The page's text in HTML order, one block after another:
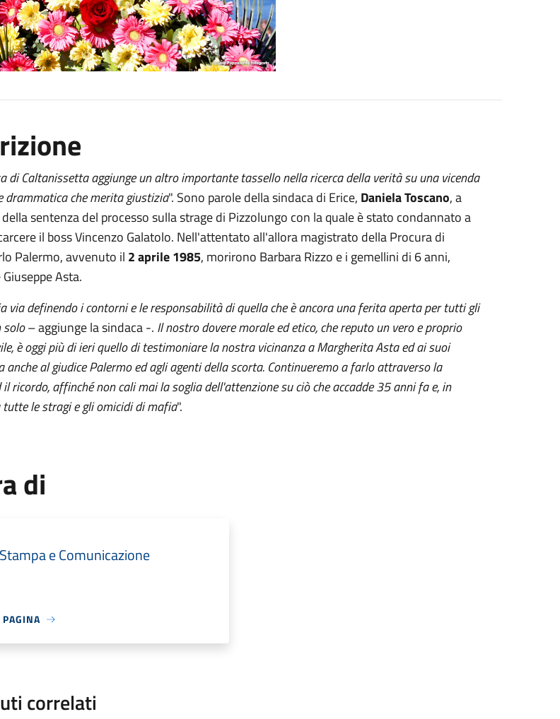
di Caltanissetta aggiunge un altro importante tassello nella ricerca della verità su una vicenda
drammatica che merita giustizia". Sono parole della sindaca di Erice, Daniela Toscano, a
sentenza del processo sulla strage di Pizzolungo con la quale è stato condannato a
il boss Vincenzo Galatolo. Nell'attentato all'allora magistrato della Procura di
Palermo, avvenuto il 2 aprile 1985, morirono Barbara Rizzo e i gemellini di 6 anni,
Asta.
via definendo i contorni e le responsabilità di quella che è ancora una ferita aperta per tutti gli
solo– aggiunge la sindaca -. Il nostro dovere morale ed etico, che reputo un vero e proprio
è oggi più di ieri quello di testimoniare la nostra vicinanza a Margherita Asta ed ai suoi
anche al giudice Palermo ed agli agenti della scorta. Continueremo a farlo attraverso la
ricordo, affinché non cali mai la soglia dell'attenzione su ciò che accadde 35 anni fa e, in
tutte le stragi e gli omicidi di mafia".
di
e Comunicazione
correlati